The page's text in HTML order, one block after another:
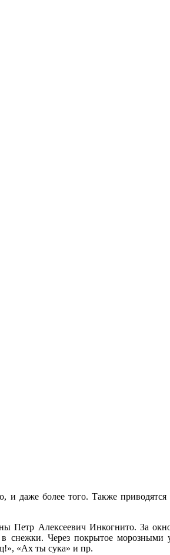
и даже более того. Также
Петр Алексеевич Инкогнито. За
Через покрытое морозными
«Ах ты сука» и пр.